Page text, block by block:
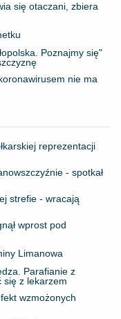
się otaczani, zbiera
Poznajmy się"
nie ma
reprezentacji
- spotkał
strefie - wracają
wprost pod
Limanowa
Parafianie z
się z lekarzem
wzmożonych